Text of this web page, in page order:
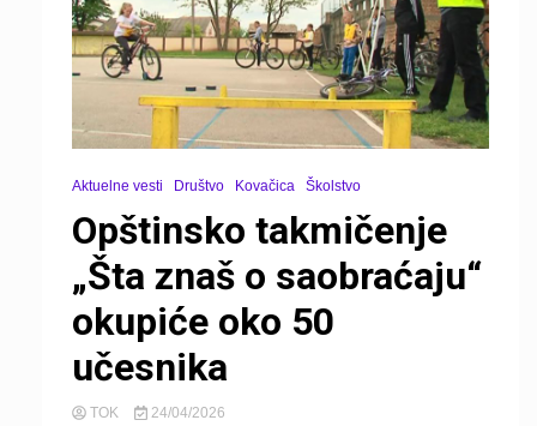
Aktuelne vesti Društvo Kovačica Školstvo
Opštinsko takmičenje
„Šta znaš o saobraćaju“
okupiće oko 50
učesnika
TOK 24/04/2026